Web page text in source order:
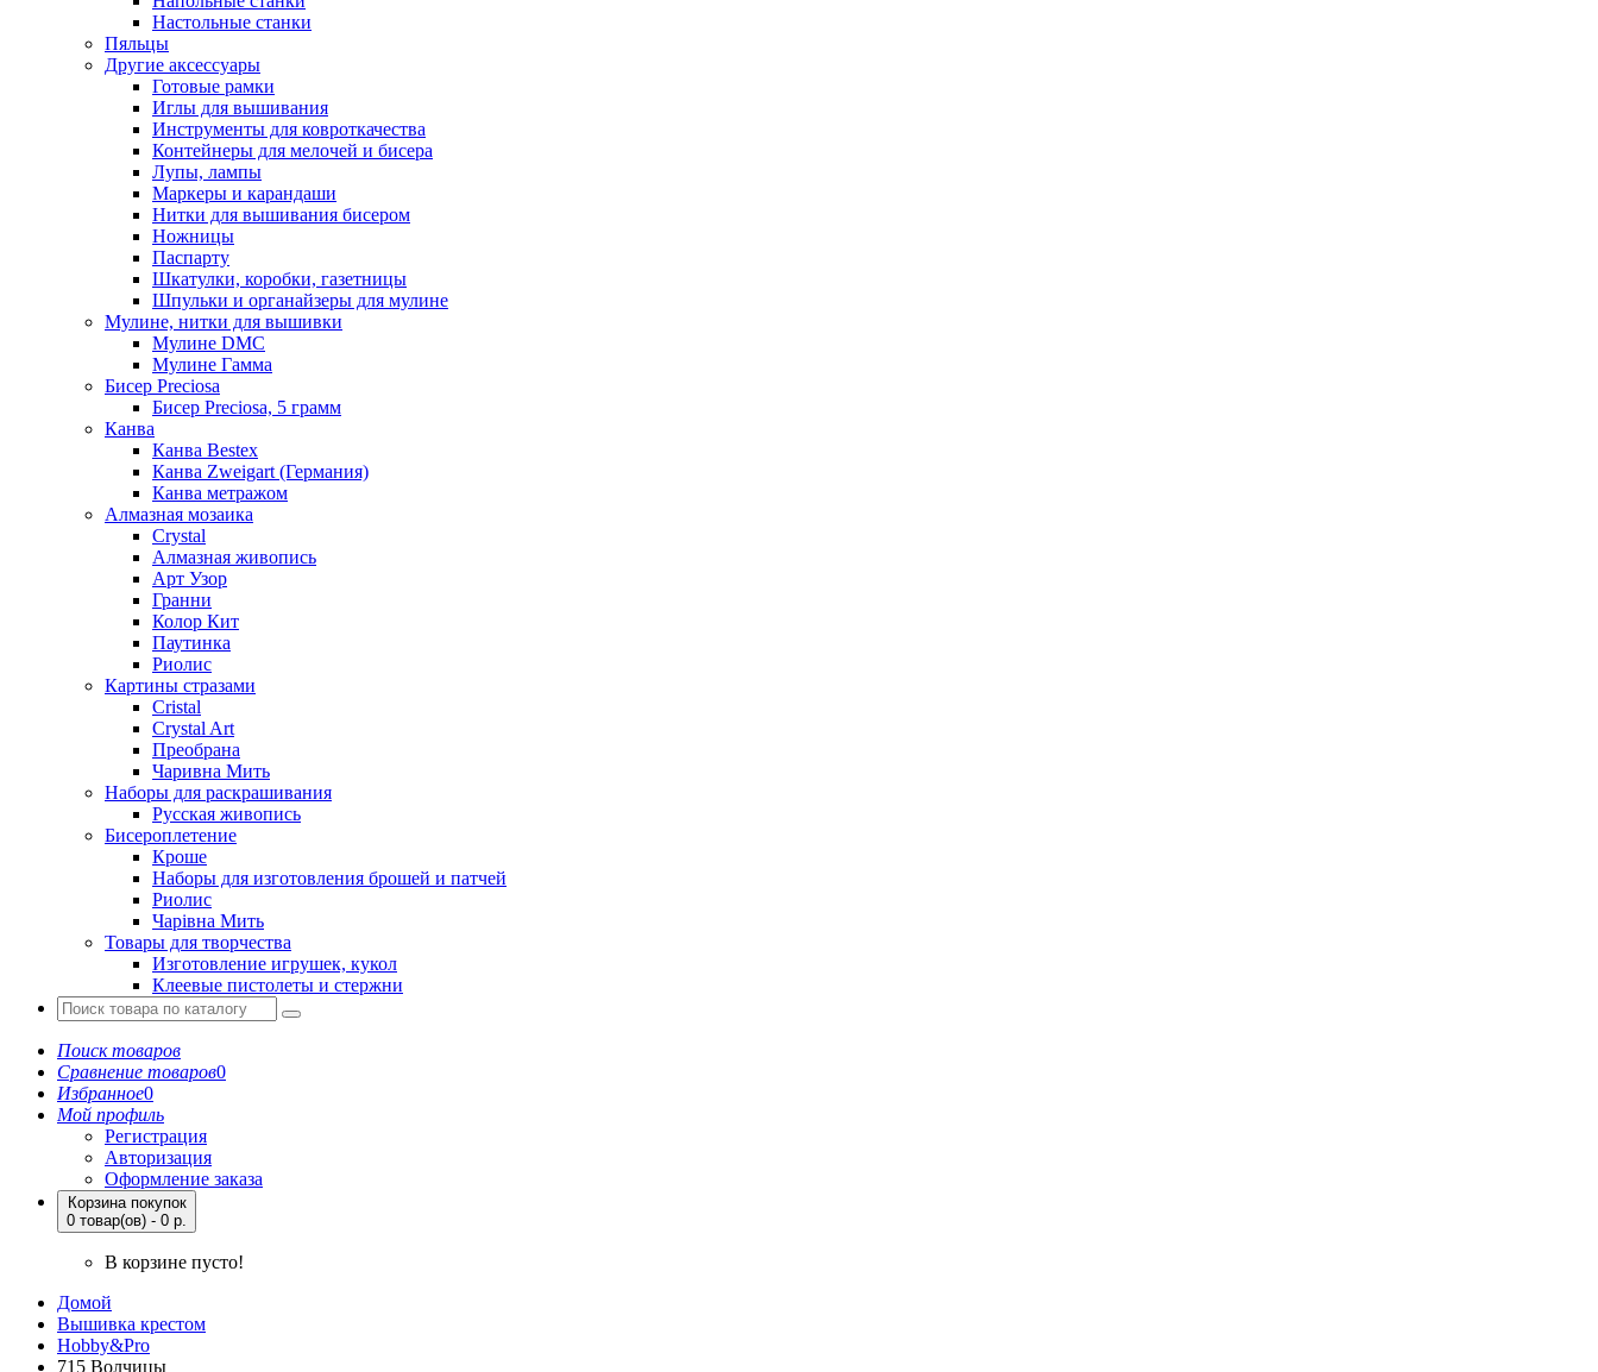
Настольные станки
Пяльцы
Другие аксессуары
Готовые рамки
Иглы для вышивания
Инструменты для ковроткачества
Контейнеры для мелочей и бисера
Лупы, лампы
Маркеры и карандаши
Нитки для вышивания бисером
Ножницы
Паспарту
Шкатулки, коробки, газетницы
Шпульки и органайзеры для мулине
Мулине, нитки для вышивки
Мулине DMC
Мулине Гамма
Бисер Preciosa
Бисер Preciosa, 5 грамм
Канва
Канва Bestex
Канва Zweigart (Германия)
Канва метражом
Алмазная мозаика
Crystal
Алмазная живопись
Арт Узор
Гранни
Колор Кит
Паутинка
Риолис
Картины стразами
Cristal
Crystal Art
Преобрана
Чаривна Мить
Наборы для раскрашивания
Русская живопись
Бисероплетение
Кроше
Наборы для изготовления брошей и патчей
Риолис
Чарiвна Мить
Товары для творчества
Изготовление игрушек, кукол
Клеевые пистолеты и стержни
Поиск товаров
Сравнение товаров0
Избранное0
Мой профиль
Регистрация
Авторизация
Оформление заказа
Корзина покупок
0 товар(ов) - 0 р.
В корзине пусто!
Домой
Вышивка крестом
Hobby&Pro
715 Волчицы